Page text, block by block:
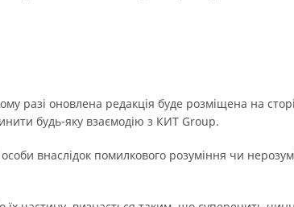
разі оновлена редакція буде розміщена на
будь-яку взаємодію з КИТ Group.
внаслідок помилкового розуміння чи